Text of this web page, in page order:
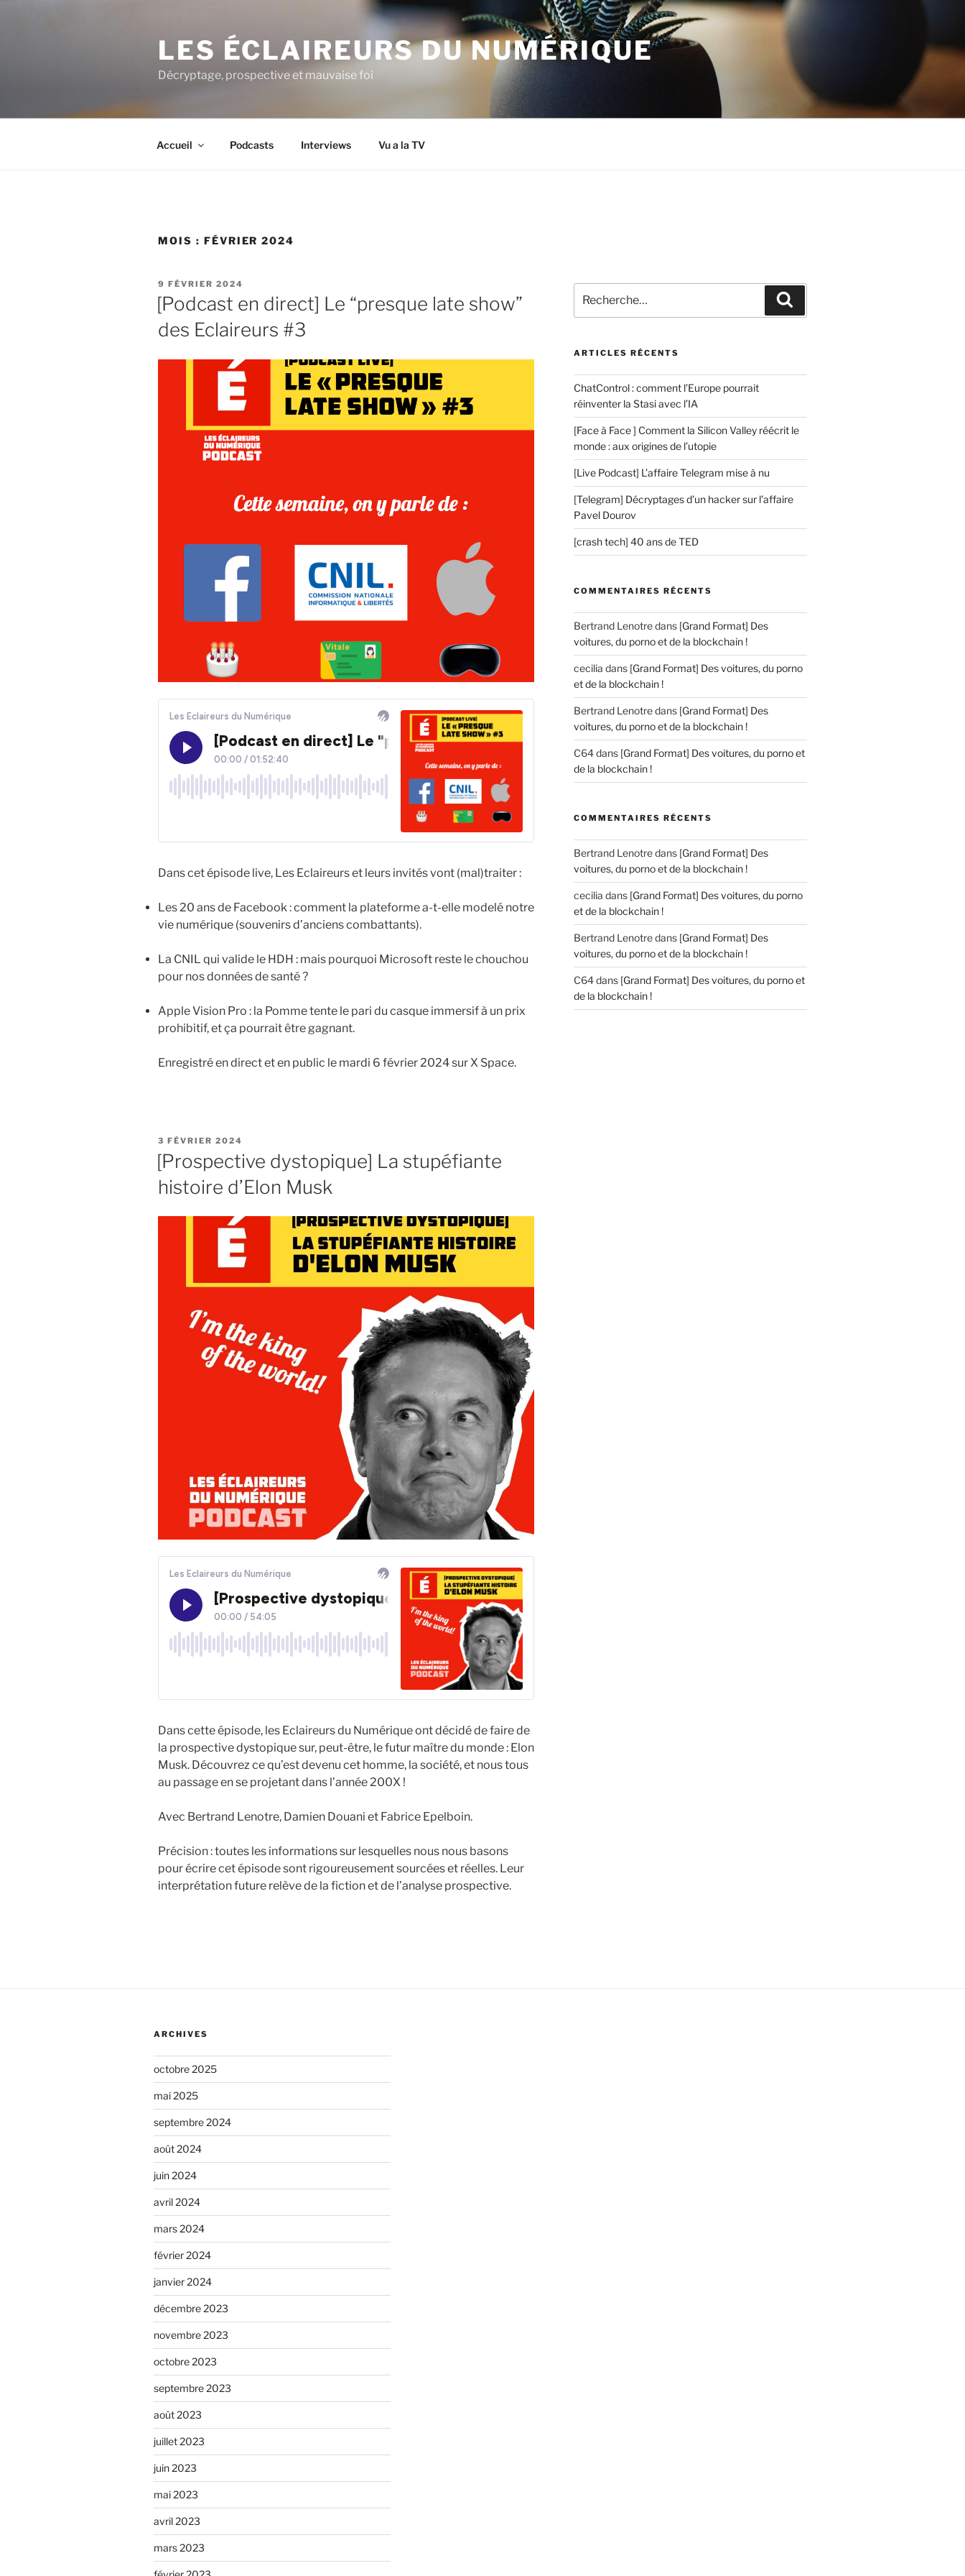
LES ÉCLAIREURS DU NUMÉRIQUE
Décryptage, prospective et mauvaise foi
Accueil Podcasts Interviews Vu a la TV
MOIS : FÉVRIER 2024
PUBLIÉ
LE
9 FÉVRIER 2024
[Podcast en direct] Le “presque late show”
des Eclaireurs #3
Dans cet épisode live, Les Eclaireurs et leurs invités vont (mal)traiter :
Les 20 ans de Facebook : comment la plateforme a-t-elle modelé notre
vie numérique (souvenirs d’anciens combattants).
La CNIL qui valide le HDH : mais pourquoi Microsoft reste le chouchou
pour nos données de santé ?
Apple Vision Pro : la Pomme tente le pari du casque immersif à un prix
prohibitif, et ça pourrait être gagnant.
Enregistré en direct et en public le mardi 6 février 2024 sur X Space.
PUBLIÉ
LE
3 FÉVRIER 2024
[Prospective dystopique] La stupéfiante
histoire d’Elon Musk
Dans cette épisode, les Eclaireurs du Numérique ont décidé de faire de
la prospective dystopique sur, peut-être, le futur maître du monde : Elon
Musk. Découvrez ce qu’est devenu cet homme, la société, et nous tous
au passage en se projetant dans l’année 200X !
Avec Bertrand Lenotre, Damien Douani et Fabrice Epelboin.
Précision : toutes les informations sur lesquelles nous nous basons
pour écrire cet épisode sont rigoureusement sourcées et réelles. Leur
interprétation future relève de la fiction et de l’analyse prospective.
pour
:
ARTICLES RÉCENTS
ChatControl : comment l’Europe pourrait
réinventer la Stasi avec l’IA
[Face à Face ] Comment la Silicon Valley réécrit le
monde : aux origines de l’utopie
[Live Podcast] L’affaire Telegram mise à nu
[Telegram] Décryptages d’un hacker sur l’affaire
Pavel Dourov
[crash tech] 40 ans de TED
COMMENTAIRES RÉCENTS
Bertrand Lenotredans [Grand Format] Des
voitures, du porno et de la blockchain !
cecilia dans [Grand Format] Des voitures, du porno
et de la blockchain !
Bertrand Lenotredans [Grand Format] Des
voitures, du porno et de la blockchain !
C64dans [Grand Format] Des voitures, du porno et
de la blockchain !
COMMENTAIRES RÉCENTS
Bertrand Lenotredans [Grand Format] Des
voitures, du porno et de la blockchain !
cecilia dans [Grand Format] Des voitures, du porno
et de la blockchain !
Bertrand Lenotredans [Grand Format] Des
voitures, du porno et de la blockchain !
C64dans [Grand Format] Des voitures, du porno et
de la blockchain !
ARCHIVES
octobre 2025
mai 2025
septembre 2024
août 2024
juin 2024
avril 2024
mars 2024
février 2024
janvier 2024
décembre 2023
novembre 2023
octobre 2023
septembre 2023
août 2023
juillet 2023
juin 2023
mai 2023
avril 2023
mars 2023